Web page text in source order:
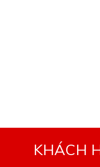
KHÁCH